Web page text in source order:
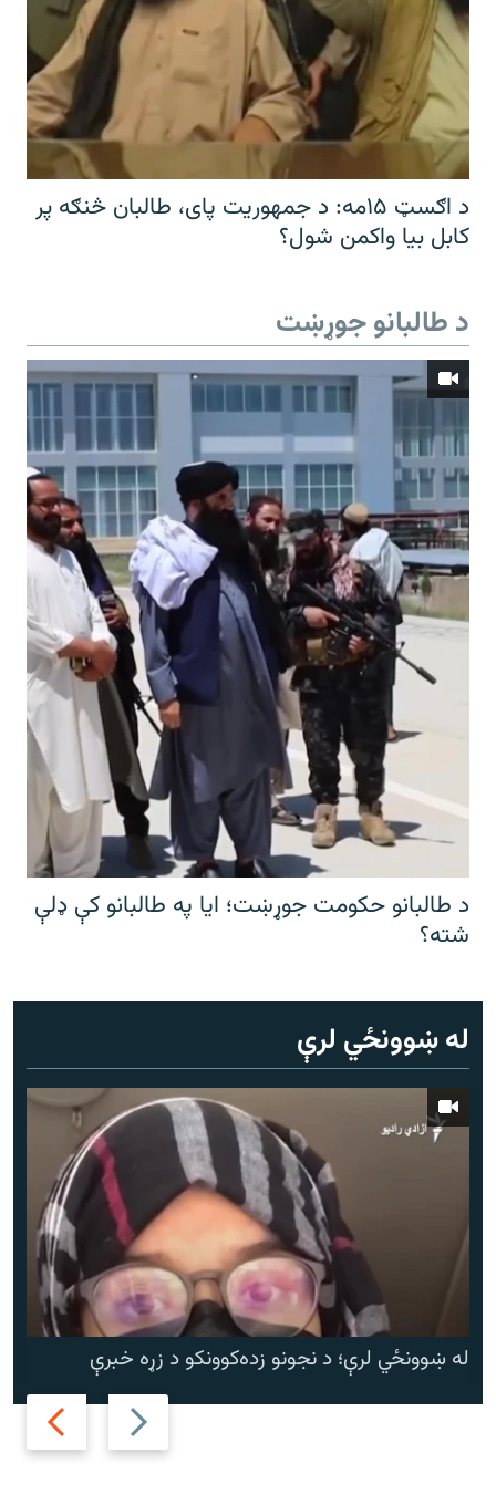
د اګسټ ۱۵مه: د جمهوریت پای، طالبان څنګه پر
کابل بیا واکمن شول؟
د طالبانو جوړښت
د طالبانو حکومت جوړښت؛ ایا په طالبانو کې ډلې
شته؟
له ښوونځي لرې
Previous
slide
Next
slide
له ښوونځي لرې؛ د نجونو زده‌کوونکو د زړه خبرې